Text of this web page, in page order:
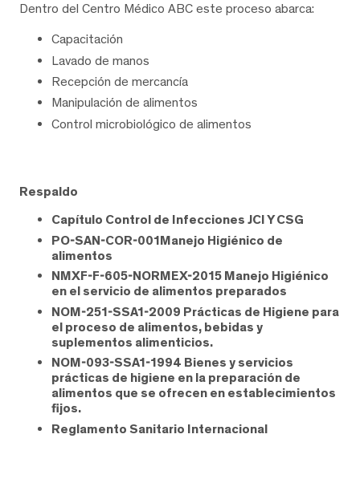
Dentro del Centro Médico ABC este proceso abarca:
Capacitación
Lavado de manos
Recepción de mercancía
Manipulación de alimentos
Control microbiológico de alimentos
Respaldo
Capítulo Control de Infecciones JCI Y CSG
PO-SAN-COR-001Manejo Higiénico de
alimentos
NMXF-F-605-NORMEX-2015 Manejo Higiénico
en el servicio de alimentos preparados
NOM-251-SSA1-2009 Prácticas de Higiene para
el proceso de alimentos, bebidas y
suplementos alimenticios.
NOM-093-SSA1-1994 Bienes y servicios
prácticas de higiene en la preparación de
alimentos que se ofrecen en establecimientos
fijos.
Reglamento Sanitario Internacional